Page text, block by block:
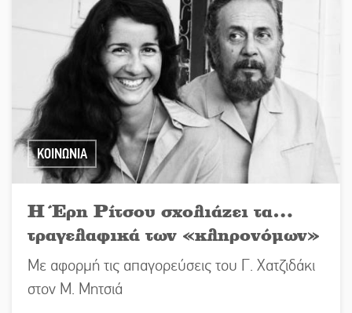
ΚΟΙΝΩΝΙΑ
Η Έρη Ρίτσου σχολιάζει τα…
τραγελαφικά των «κληρονόμων»
Με αφορμή τις απαγορεύσεις του Γ. Χατζιδάκι
στον Μ. Μητσιά